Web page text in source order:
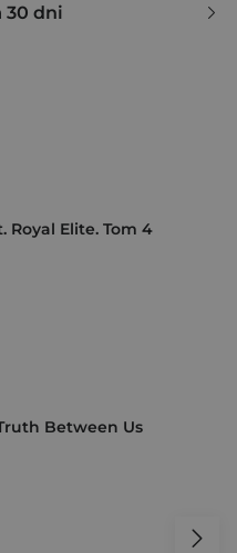
30 dni
Royal Elite. Tom 4
Between Us